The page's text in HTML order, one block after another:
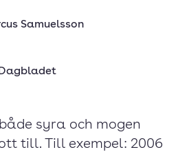
Samuelsson
syra och mogen
till. Till exempel: 2006